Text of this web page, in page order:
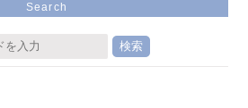
Search